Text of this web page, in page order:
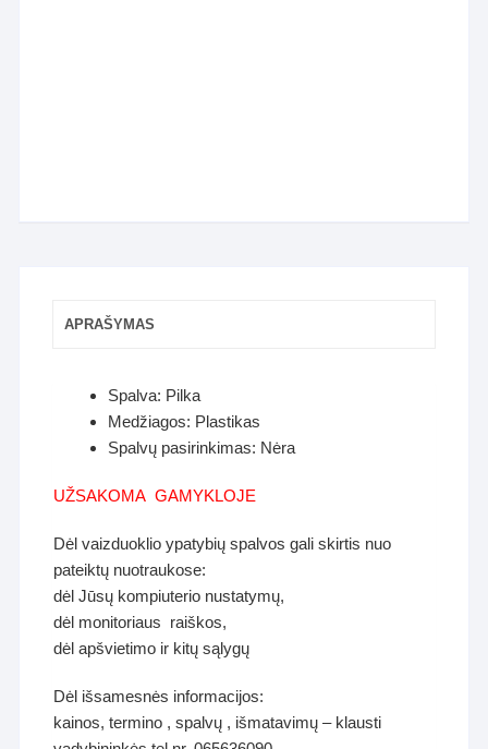
APRAŠYMAS
Spalva: Pilka
Medžiagos: Plastikas
Spalvų pasirinkimas: Nėra
UŽSAKOMA GAMYKLOJE
Dėl vaizduoklio ypatybių spalvos gali skirtis nuo
pateiktų nuotraukose:
dėl Jūsų kompiuterio nustatymų,
dėl monitoriaus raiškos,
dėl apšvietimo ir kitų sąlygų
Dėl išsamesnės informacijos:
kainos, termino , spalvų , išmatavimų – klausti